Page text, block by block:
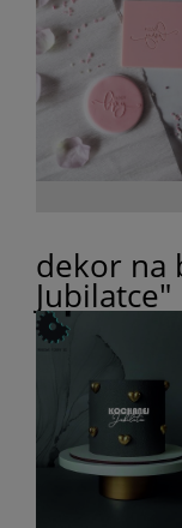
dekor na
Jubilatce"